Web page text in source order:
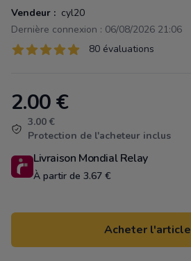
Vendeur : cyl20
Dernière connexion : 06/08/2026 21:06
Évaluations
80 sur 5 étoiles 80 évaluations
Product information
2.00€
3.00 €
Protection de l'acheteur inclus
Livraison Mondial Relay
À partir de 3.67 €
Acheter l'article